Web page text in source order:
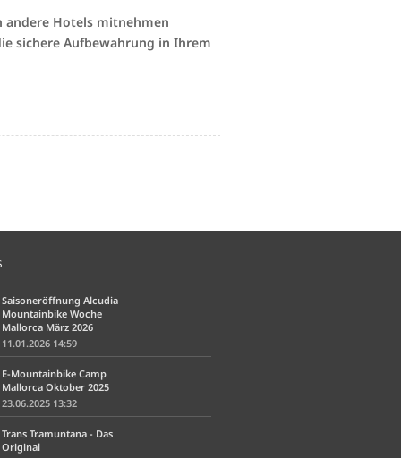
andere Hotels mitnehmen
sichere Aufbewahrung in Ihrem
Saisoneröffnung Alcudia
Mountainbike Woche
Mallorca März 2026
11.01.2026 14:59
E-Mountainbike Camp
Mallorca Oktober 2025
23.06.2025 13:32
Trans Tramuntana - Das
Original